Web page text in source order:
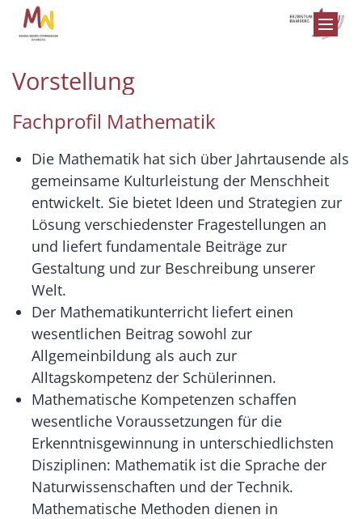
Zum Inhalt springen
Vorstellung
Fachprofil Mathematik
Die Mathematik hat sich über Jahrtausende als
gemeinsame Kulturleistung der Menschheit
entwickelt. Sie bietet Ideen und Strategien zur
Lösung verschiedenster Fragestellungen an
und liefert fundamentale Beiträge zur
Gestaltung und zur Beschreibung unserer
Welt.
Der Mathematikunterricht liefert einen
wesentlichen Beitrag sowohl zur
Allgemeinbildung als auch zur
Alltagskompetenz der Schülerinnen.
Mathematische Kompetenzen schaffen
wesentliche Voraussetzungen für die
Erkenntnisgewinnung in unterschiedlichsten
Disziplinen: Mathematik ist die Sprache der
Naturwissenschaften und der Technik.
Mathematische Methoden dienen in